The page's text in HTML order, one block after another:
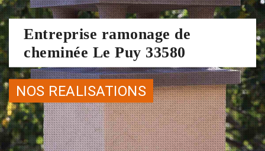
Entreprise ramonage de
cheminée Le Puy 33580
NOS REALISATIONS